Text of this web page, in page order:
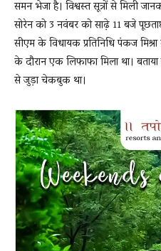
समन भेजा है। विश्वस्त सूत्रों से मिली
सोरेन को 3 नवंबर को साढ़े 11 बजे
सीएम के विधायक प्रतिनिधि पंकज
के दौरान एक लिफाफा मिला था।
से जुड़ा चेकबुक था।